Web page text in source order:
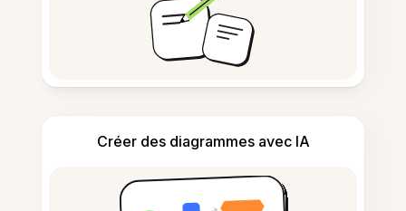
Créer des diagrammes avec IA